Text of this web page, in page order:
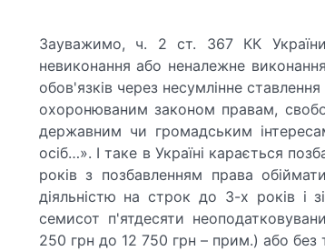
Зауважимо, ч. 2 ст. 367 КК
невиконання або неналежне
обов'язків через несумлінне
охоронюваним законом правам,
державним чи громадським
осіб…». І таке в Україні карається
років з позбавленням права
діяльністю на строк до 3-х років і
семисот п'ятдесяти
250 грн до 12 750 грн – прим.) або без